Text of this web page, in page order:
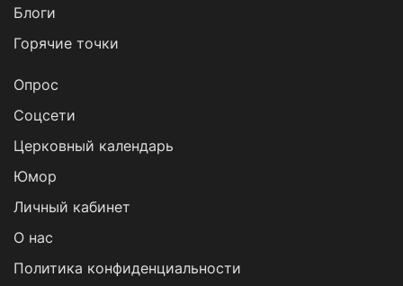
Блоги
Горячие точки
Опрос
Cоцсети
Церковный календарь
Юмор
Личный кабинет
О нас
Политика конфиденциальности